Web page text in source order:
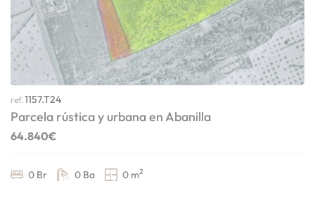
ref. 1157.T24
Parcela rústica y urbana en Abanilla
64.840€